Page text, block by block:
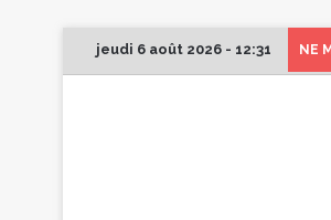
jeudi 6 août 2026 - 12:31 NE